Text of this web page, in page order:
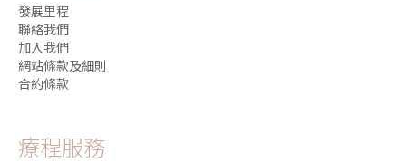
發展里程
聯絡我們
加入我們
網站條款及細則
合約條款
療程服務